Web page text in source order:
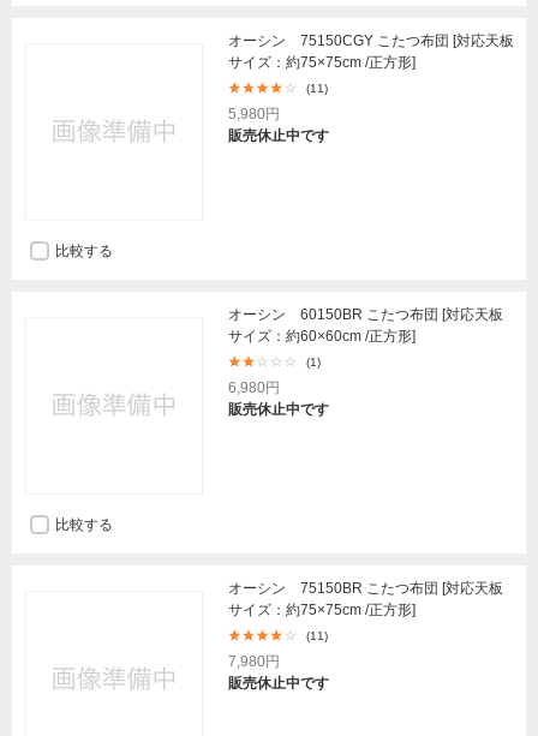
オーシン 75150CGY こたつ布団 [対応天板
サイズ：約75×75cm /正方形]
(11)
5,980円
販売休止中です
比較する
オーシン 60150BR こたつ布団 [対応天板
サイズ：約60×60cm /正方形]
(1)
6,980円
販売休止中です
比較する
オーシン 75150BR こたつ布団 [対応天板
サイズ：約75×75cm /正方形]
(11)
7,980円
販売休止中です